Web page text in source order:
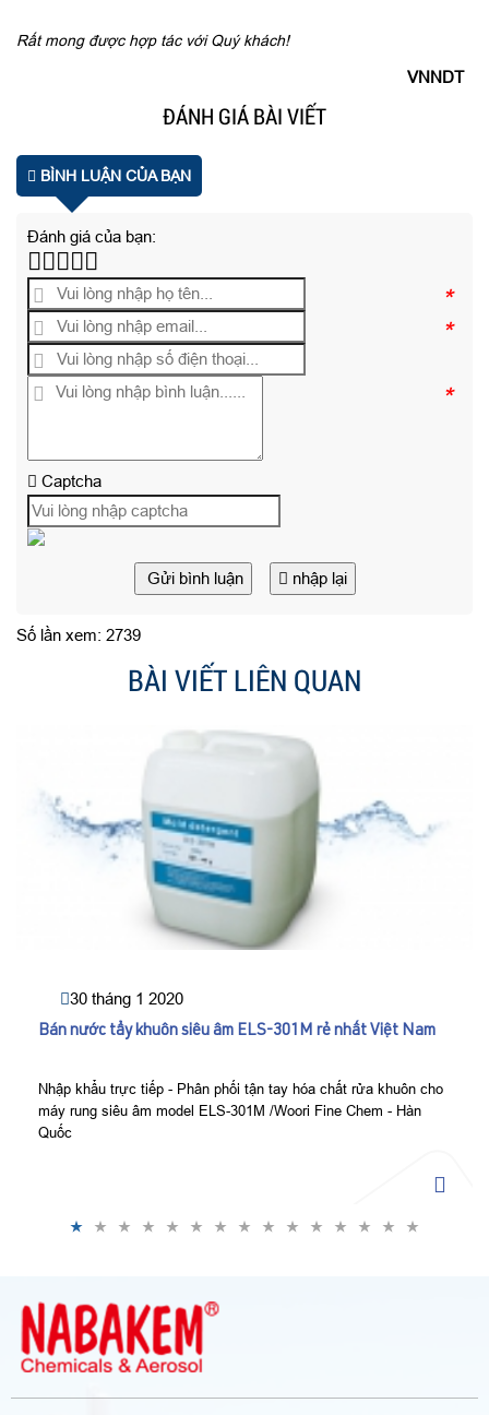
Rất mong được hợp tác với Quý khách!
VNNDT
ĐÁNH GIÁ BÀI VIẾT
BÌNH LUẬN CỦA BẠN
Đánh giá của bạn:
*
*
*
Captcha
Gửi bình luận nhập lại
Số lần xem: 2739
BÀI VIẾT LIÊN QUAN
30 tháng 1 2020
Bán nước tẩy khuôn siêu âm ELS-301M rẻ nhất Việt Nam
Nhập khẩu trực tiếp - Phân phối tận tay hóa chất rửa khuôn cho
máy rung siêu âm model ELS-301M /Woori Fine Chem - Hàn
Quốc